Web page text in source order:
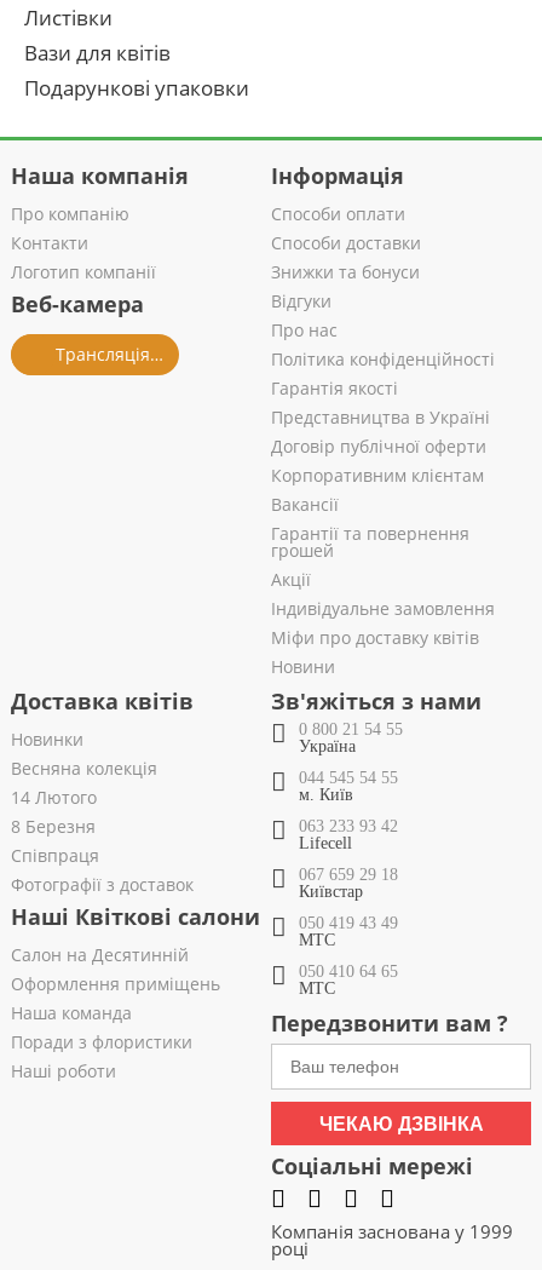
Листівки
Вази для квітів
Подарункові упаковки
Наша компанія
Про компанію
Контакти
Логотип компанії
Веб-камера
Трансляція із салону
Інформація
Способи оплати
Способи доставки
Знижки та бонуси
Відгуки
Про нас
Політика конфіденційності
Гарантія якості
Представництва в Україні
Договір публічної оферти
Корпоративним клієнтам
Вакансії
Гарантії та повернення
грошей
Акції
Індивідуальне замовлення
Міфи про доставку квітів
Новини
Доставка квітів
Новинки
Весняна колекція
14 Лютого
8 Березня
Співпраця
Фотографії з доставок
Наші Квіткові салони
Салон на Десятинній
Оформлення приміщень
Наша команда
Поради з флористики
Наші роботи
Зв'яжіться з нами
0 800 21 54 55
Україна
044 545 54 55
м. Київ
063 233 93 42
Lifecell
067 659 29 18
Київстар
050 419 43 49
МТС
050 410 64 65
МТС
Передзвонити вам ?
ЧЕКАЮ ДЗВІНКА
Соціальні мережі
Компанія заснована у 1999
році